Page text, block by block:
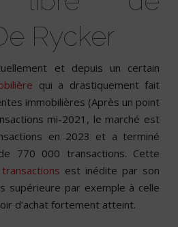
Rycker
et depuis un certain
qui a drastiquement fait
immobilières (Après un point
mi-2021, le marché est
en 2023 et a terminé
770 000 transactions. Cette
est inédite par son
supérieure par exemple à celle
d’achat fortement atteint.